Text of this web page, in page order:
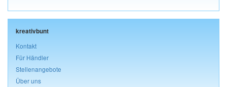
kreativbunt
Kontakt
Für Händler
Stellenangebote
Über uns